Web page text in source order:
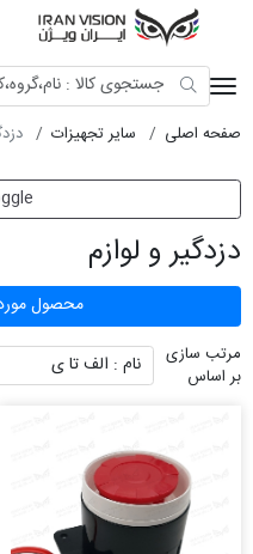
صفحه اصلی سایر تجهیزات
دزدگیر و لوازم
محصول مورد
مرتب سازی
بر اساس